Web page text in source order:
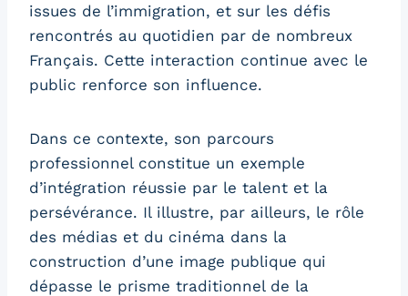
issues de l’immigration, et sur les défis
rencontrés au quotidien par de nombreux
Français. Cette interaction continue avec le
public renforce son influence.
Dans ce contexte, son parcours
professionnel constitue un exemple
d’intégration réussie par le talent et la
persévérance. Il illustre, par ailleurs, le rôle
des médias et du cinéma dans la
construction d’une image publique qui
dépasse le prisme traditionnel de la